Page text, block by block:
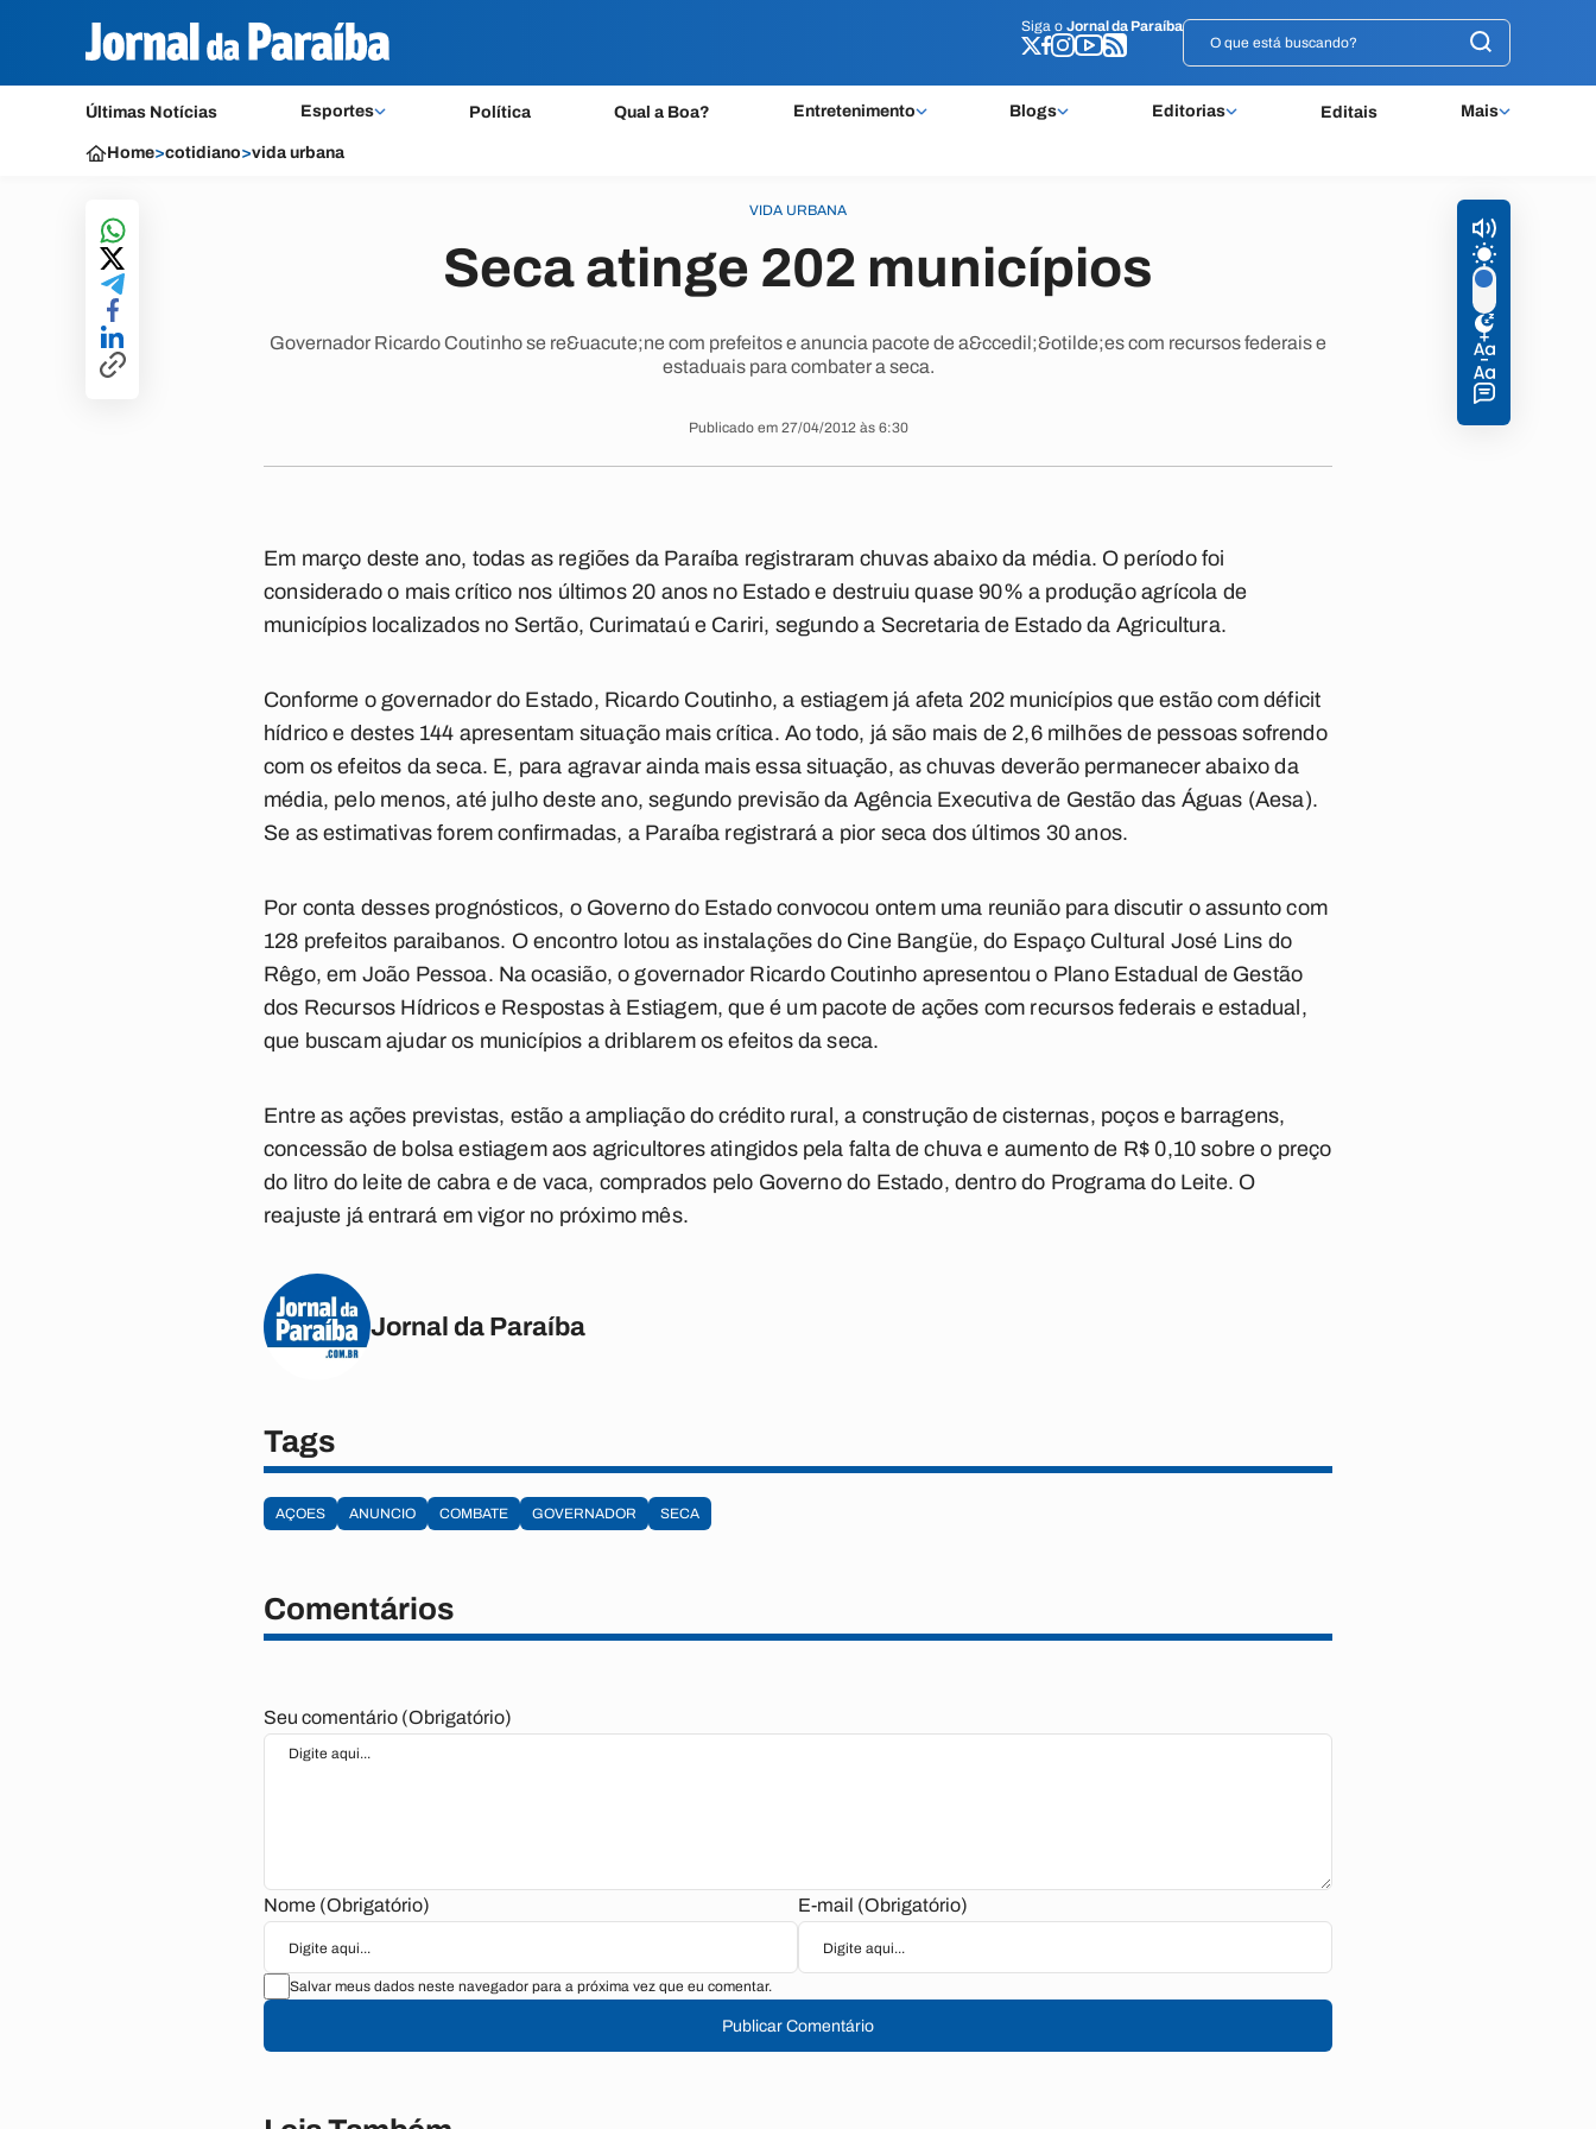
Siga o Jornal da Paraíba
Últimas Notícias Esportes Política Qual a Boa? Entretenimento Blogs Editorias Editais Mais
Siga o Jornal da Paraíba
Home>cotidiano>vida urbana
VIDA URBANA
Seca atinge 202 municípios
Governador Ricardo Coutinho se re&uacute;ne com prefeitos e anuncia pacote de a&ccedil;&otilde;es com recursos federais e
estaduais para combater a seca.
Publicado em 27/04/2012 às 6:30
Em março deste ano, todas as regiões da Paraíba registraram chuvas abaixo da média. O período foi
considerado o mais crítico nos últimos 20 anos no Estado e destruiu quase 90% a produção agrícola de
municípios localizados no Sertão, Curimataú e Cariri, segundo a Secretaria de Estado da Agricultura.
Conforme o governador do Estado, Ricardo Coutinho, a estiagem já afeta 202 municípios que estão com déficit
hídrico e destes 144 apresentam situação mais crítica. Ao todo, já são mais de 2,6 milhões de pessoas sofrendo
com os efeitos da seca. E, para agravar ainda mais essa situação, as chuvas deverão permanecer abaixo da
média, pelo menos, até julho deste ano, segundo previsão da Agência Executiva de Gestão das Águas (Aesa).
Se as estimativas forem confirmadas, a Paraíba registrará a pior seca dos últimos 30 anos.
Por conta desses prognósticos, o Governo do Estado convocou ontem uma reunião para discutir o assunto com
128 prefeitos paraibanos. O encontro lotou as instalações do Cine Bangüe, do Espaço Cultural José Lins do
Rêgo, em João Pessoa. Na ocasião, o governador Ricardo Coutinho apresentou o Plano Estadual de Gestão
dos Recursos Hídricos e Respostas à Estiagem, que é um pacote de ações com recursos federais e estadual,
que buscam ajudar os municípios a driblarem os efeitos da seca.
Entre as ações previstas, estão a ampliação do crédito rural, a construção de cisternas, poços e barragens,
concessão de bolsa estiagem aos agricultores atingidos pela falta de chuva e aumento de R$ 0,10 sobre o preço
do litro do leite de cabra e de vaca, comprados pelo Governo do Estado, dentro do Programa do Leite. O
reajuste já entrará em vigor no próximo mês.
Jornal da Paraíba
Tags
AÇOES ANUNCIO COMBATE GOVERNADOR SECA
Comentários
Seu comentário (Obrigatório)
Nome (Obrigatório) E-mail (Obrigatório)
Salvar meus dados neste navegador para a próxima vez que eu comentar.
Publicar Comentário